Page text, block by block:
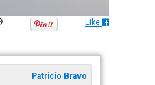
Like
Patricio Bravo